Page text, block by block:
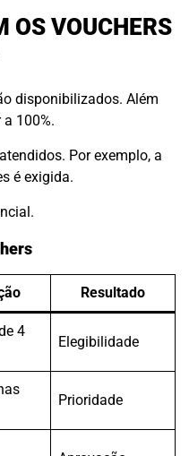
OS VOUCHERS
disponibilizados. Além
100%.
Por exemplo, a
é exigida.
Resultado
4
Elegibilidade
Prioridade